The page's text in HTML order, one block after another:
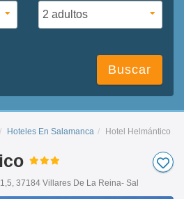
Buscar
Hoteles En Salamanca Hotel Helmántico
37184 Villares De La Reina- Sal